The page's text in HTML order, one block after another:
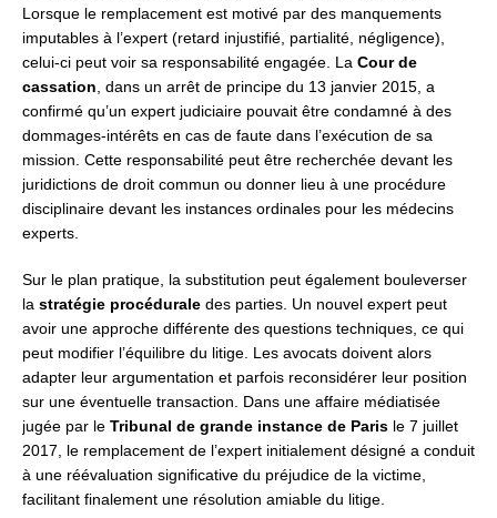
Lorsque le remplacement est motivé par des manquements
imputables à l’expert (retard injustifié, partialité, négligence),
celui-ci peut voir sa responsabilité engagée. La Cour de
cassation , dans un arrêt de principe du 13 janvier 2015, a
confirmé qu’un expert judiciaire pouvait être condamné à des
dommages-intérêts en cas de faute dans l’exécution de sa
mission. Cette responsabilité peut être recherchée devant les
juridictions de droit commun ou donner lieu à une procédure
disciplinaire devant les instances ordinales pour les médecins
experts.
Sur le plan pratique, la substitution peut également bouleverser
la stratégie procédurale des parties. Un nouvel expert peut
avoir une approche différente des questions techniques, ce qui
peut modifier l’équilibre du litige. Les avocats doivent alors
adapter leur argumentation et parfois reconsidérer leur position
sur une éventuelle transaction. Dans une affaire médiatisée
jugée par le Tribunal de grande instance de Paris le 7 juillet
2017, le remplacement de l’expert initialement désigné a conduit
à une réévaluation significative du préjudice de la victime,
facilitant finalement une résolution amiable du litige.